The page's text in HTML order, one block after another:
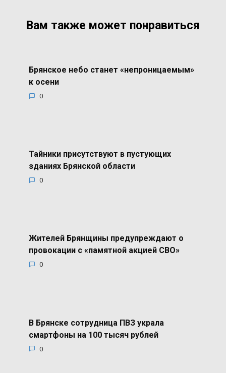
Вам также может понравиться
Брянское небо станет «непроницаемым»
к осени
0
Тайники присутствуют в пустующих
зданиях Брянской области
0
Жителей Брянщины предупреждают о
провокации с «памятной акцией СВО»
0
В Брянске сотрудница ПВЗ украла
смартфоны на 100 тысяч рублей
0